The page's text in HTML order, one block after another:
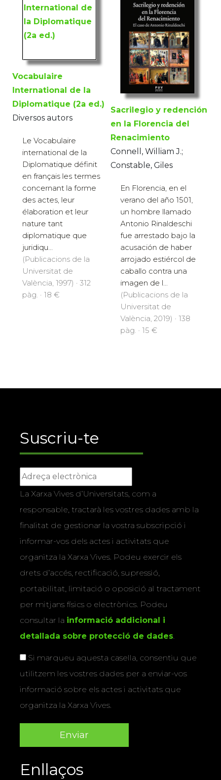
Vocabulaire
International de la
Diplomatique (2a ed.)
Diversos autors
Le Vocabulaire
international de la
Diplomatique définit
en français les termes
concernant la forme
des actes, leur
élaboration et leur
nature tant
diplomatique que
juridiqu...
(Publicacions de la
Universitat de
València, 1997) · 312
pàg. · 18 €
Sacrilegio y redención
en la Florencia del
Renacimiento
Connell, William J.;
Constable, Giles
En Florencia, en el
verano del año 1501,
un hombre llamado
Antonio Rinaldeschi
fue arrestado bajo la
acusación de haber
arrojado estiércol de
caballo contra una
imagen de l...
(Publicacions de la
Universitat de
València, 2019) · 138
pàg. · 15 €
Suscriu-te
La Xarxa Vives d’Universitats, com a
responsable, tractarà les vostres dades amb la
finalitat de gestionar la vostra subscripció i
informar-vos dels actes i activitats que
organitza la Xarxa Vives. Podeu exercir els
drets d’accés, rectificació, supressió,
portabilitat, limitació o oposició al tractament
per mitjans físics o electrònics. Podeu
consultar la informació addicional i
detallada sobre protecció de dades.
Si marqueu aquesta casella, consentiu que
utilitzem les vostres dades per a enviar-vos
informació sobre els actes i activitats que
organitza la Xarxa Vives.
Enllaços